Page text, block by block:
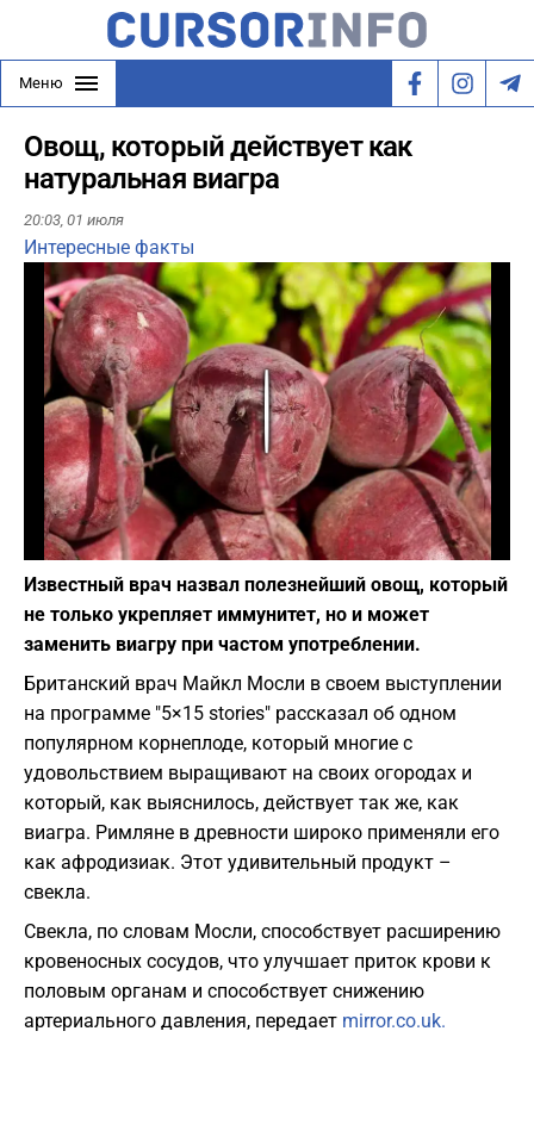
Меню
Овощ, который действует как
натуральная виагра
20:03, 01 июля
Интересные факты
Play
Фото: pixabay.com
Известный врач назвал полезнейший овощ, который
не только укрепляет иммунитет, но и может
заменить виагру при частом употреблении.
Британский врач Майкл Мосли в своем выступлении
на программе "5×15 stories" рассказал об одном
популярном корнеплоде, который многие с
удовольствием выращивают на своих огородах и
который, как выяснилось, действует так же, как
виагра. Римляне в древности широко применяли его
как афродизиак. Этот удивительный продукт –
свекла.
Свекла, по словам Мосли, способствует расширению
кровеносных сосудов, что улучшает приток крови к
половым органам и способствует снижению
артериального давления, передает mirror.co.uk.